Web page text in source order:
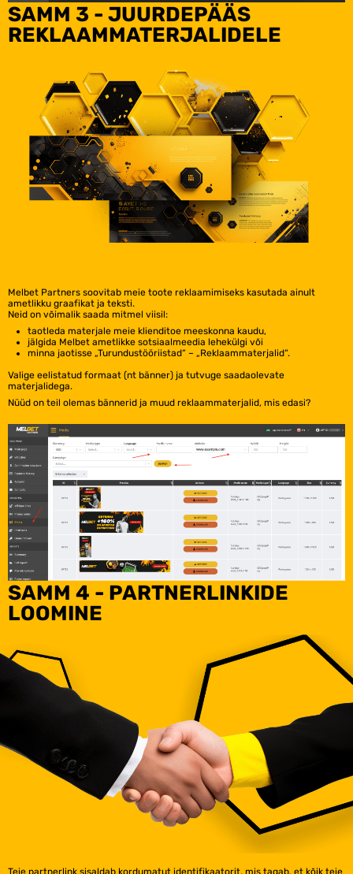
SAMM 3 - JUURDEPÄÄS
REKLAAMMATERJALIDELE
Melbet Partners soovitab meie toote reklaamimiseks kasutada ainult
ametlikku graafikat ja teksti.
Neid on võimalik saada mitmel viisil:
taotleda materjale meie klienditoe meeskonna kaudu,
jälgida Melbet ametlikke sotsiaalmeedia lehekülgi või
minna jaotisse „Turundustööriistad“ – „Reklaammaterjalid“.
Valige eelistatud formaat (nt bänner) ja tutvuge saadaolevate
materjalidega.
Nüüd on teil olemas bännerid ja muud reklaammaterjalid, mis edasi?
SAMM 4 - PARTNERLINKIDE
LOOMINE
Teie partnerlink sisaldab kordumatut identifikaatorit, mis tagab, et kõik teie